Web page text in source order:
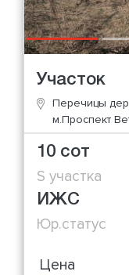
Участок
Перечицы
м.Проспект
10 сот
S участка
ИЖС
Юр.статус
Цена